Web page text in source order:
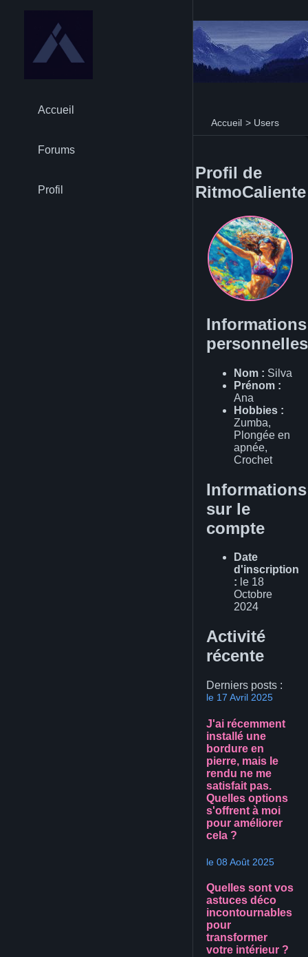
Accueil > Users
Accueil
Forums
Profil
Profil de
RitmoCaliente
Informations
personnelles
Nom : Silva
Prénom :
Ana
Hobbies :
Zumba,
Plongée en
apnée,
Crochet
Informations
sur le
compte
Date
d'inscription
: le 18
Octobre
2024
Activité
récente
Derniers posts :
le 17 Avril 2025
J'ai récemment
installé une
bordure en
pierre, mais le
rendu ne me
satisfait pas.
Quelles options
s'offrent à moi
pour améliorer
cela ?
le 08 Août 2025
Quelles sont vos
astuces déco
incontournables
pour
transformer
votre intérieur ?